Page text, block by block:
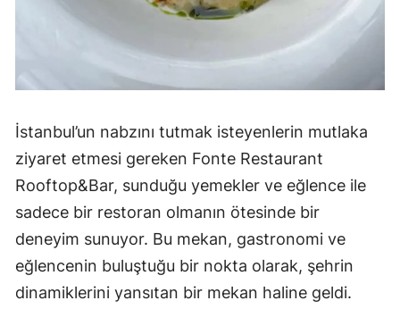
İstanbul’un nabzını tutmak isteyenlerin mutlaka
ziyaret etmesi gereken Fonte Restaurant
Rooftop&Bar, sunduğu yemekler ve eğlence ile
sadece bir restoran olmanın ötesinde bir
deneyim sunuyor. Bu mekan, gastronomi ve
eğlencenin buluştuğu bir nokta olarak, şehrin
dinamiklerini yansıtan bir mekan haline geldi.